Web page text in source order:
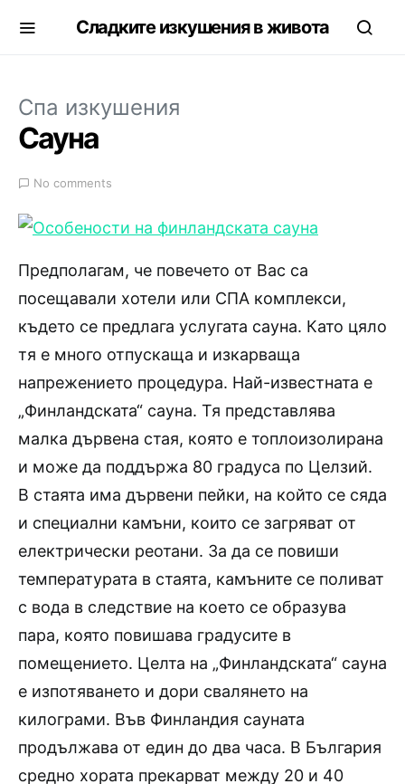
Сладките изкушения в живота
Спа изкушения
Сауна
No comments
Предполагам, че повечето от Вас са
посещавали хотели или СПА комплекси,
където се предлага услугата сауна. Като цяло
тя е много отпускаща и изкарваща
напрежението процедура. Най-известната е
„Финландската“ сауна. Тя представлява
малка дървена стая, която е топлоизолирана
и може да поддържа 80 градуса по Целзий.
В стаята има дървени пейки, на който се сяда
и специални камъни, които се загряват от
електрически реотани. За да се повиши
температурата в стаята, камъните се поливат
с вода в следствие на което се образува
пара, която повишава градусите в
помещението. Целта на „Финландската“ сауна
е изпотяването и дори свалянето на
килограми. Във Финландия сауната
продължава от един до два часа. В България
средно хората прекарват между 20 и 40